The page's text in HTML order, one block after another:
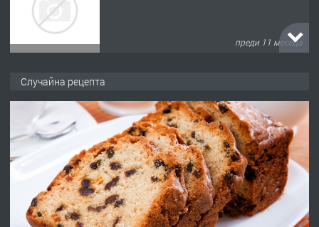
преди 11 месеца
преди 1 година
Работа за общи работници
Случайна рецепта